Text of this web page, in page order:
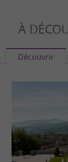
À
Découvrir